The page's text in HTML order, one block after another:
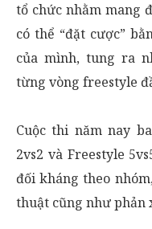
tổ chức nhằm mang
có thể “đặt cược”
của mình, tung ra
từng vòng freestyle
Cuộc thi năm nay
2vs2 và Freestyle
đối kháng theo
thuật cũng như phản